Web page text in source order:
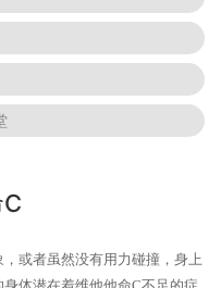
或者虽然没有用力碰撞，身上